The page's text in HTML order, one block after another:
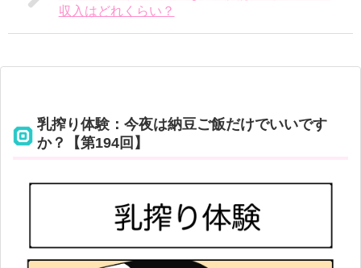
収入はどれくらい？
乳搾り体験：今夜は納豆ご飯だけでいいです
か？【第194回】